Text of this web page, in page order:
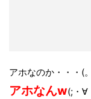
アホなのか・・・(
アホなんw(;・∀